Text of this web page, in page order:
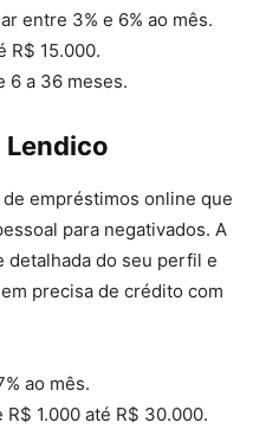
entre 3% e 6% ao mês.
R$ 15.000.
6 a 36 meses.
Lendico
empréstimos online que
para negativados. A
detalhada do seu perfil e
precisa de crédito com
ao mês.
R$ 1.000 até R$ 30.000.